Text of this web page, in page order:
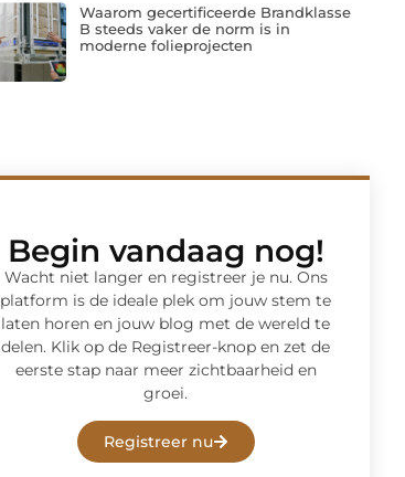
Waarom gecertificeerde Brandklasse
B steeds vaker de norm is in
moderne folieprojecten
Begin vandaag nog!
Wacht niet langer en registreer je nu. Ons
platform is de ideale plek om jouw stem te
laten horen en jouw blog met de wereld te
delen. Klik op de Registreer-knop en zet de
eerste stap naar meer zichtbaarheid en
groei.
Registreer nu